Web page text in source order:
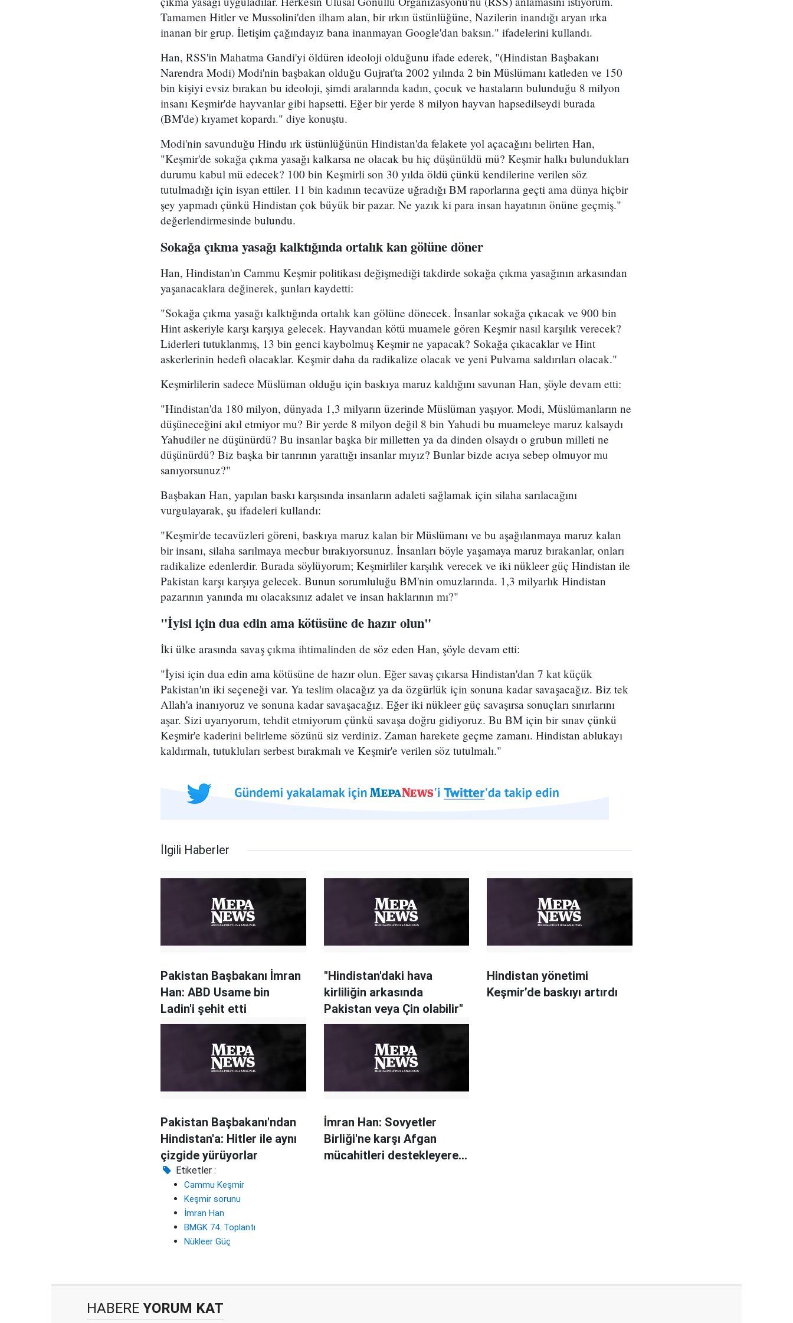
Tamamen Hitler ve Mussolini'den ilham alan, bir ırkın üstünlüğüne, Nazilerin inandığı aryan ırka
inanan bir grup. İletişim çağındayız bana inanmayan Google'dan baksın." ifadelerini kullandı.
Han, RSS'in Mahatma Gandi'yi öldüren ideoloji olduğunu ifade ederek, "(Hindistan Başbakanı
Narendra Modi) Modi'nin başbakan olduğu Gujrat'ta 2002 yılında 2 bin Müslümanı katleden ve 150
bin kişiyi evsiz bırakan bu ideoloji, şimdi aralarında kadın, çocuk ve hastaların bulunduğu 8 milyon
insanı Keşmir'de hayvanlar gibi hapsetti. Eğer bir yerde 8 milyon hayvan hapsedilseydi burada
(BM'de) kıyamet kopardı." diye konuştu.
Modi'nin savunduğu Hindu ırk üstünlüğünün Hindistan'da felakete yol açacağını belirten Han,
"Keşmir'de sokağa çıkma yasağı kalkarsa ne olacak bu hiç düşünüldü mü? Keşmir halkı bulundukları
durumu kabul mü edecek? 100 bin Keşmirli son 30 yılda öldü çünkü kendilerine verilen söz
tutulmadığı için isyan ettiler. 11 bin kadının tecavüze uğradığı BM raporlarına geçti ama dünya hiçbir
şey yapmadı çünkü Hindistan çok büyük bir pazar. Ne yazık ki para insan hayatının önüne geçmiş."
değerlendirmesinde bulundu.
Sokağa çıkma yasağı kalktığında ortalık kan gölüne döner
Han, Hindistan'ın Cammu Keşmir politikası değişmediği takdirde sokağa çıkma yasağının arkasından
yaşanacaklara değinerek, şunları kaydetti:
"Sokağa çıkma yasağı kalktığında ortalık kan gölüne dönecek. İnsanlar sokağa çıkacak ve 900 bin
Hint askeriyle karşı karşıya gelecek. Hayvandan kötü muamele gören Keşmir nasıl karşılık verecek?
Liderleri tutuklanmış, 13 bin genci kaybolmuş Keşmir ne yapacak? Sokağa çıkacaklar ve Hint
askerlerinin hedefi olacaklar. Keşmir daha da radikalize olacak ve yeni Pulvama saldırıları olacak."
Keşmirlilerin sadece Müslüman olduğu için baskıya maruz kaldığını savunan Han, şöyle devam etti:
"Hindistan'da 180 milyon, dünyada 1,3 milyarın üzerinde Müslüman yaşıyor. Modi, Müslümanların ne
düşüneceğini akıl etmiyor mu? Bir yerde 8 milyon değil 8 bin Yahudi bu muameleye maruz kalsaydı
Yahudiler ne düşünürdü? Bu insanlar başka bir milletten ya da dinden olsaydı o grubun milleti ne
düşünürdü? Biz başka bir tanrının yarattığı insanlar mıyız? Bunlar bizde acıya sebep olmuyor mu
sanıyorsunuz?"
Başbakan Han, yapılan baskı karşısında insanların adaleti sağlamak için silaha sarılacağını
vurgulayarak, şu ifadeleri kullandı:
"Keşmir'de tecavüzleri göreni, baskıya maruz kalan bir Müslümanı ve bu aşağılanmaya maruz kalan
bir insanı, silaha sarılmaya mecbur bırakıyorsunuz. İnsanları böyle yaşamaya maruz bırakanlar, onları
radikalize edenlerdir. Burada söylüyorum; Keşmirliler karşılık verecek ve iki nükleer güç Hindistan ile
Pakistan karşı karşıya gelecek. Bunun sorumluluğu BM'nin omuzlarında. 1,3 milyarlık Hindistan
pazarının yanında mı olacaksınız adalet ve insan haklarının mı?"
"İyisi için dua edin ama kötüsüne de hazır olun"
İki ülke arasında savaş çıkma ihtimalinden de söz eden Han, şöyle devam etti:
"İyisi için dua edin ama kötüsüne de hazır olun. Eğer savaş çıkarsa Hindistan'dan 7 kat küçük
Pakistan'ın iki seçeneği var. Ya teslim olacağız ya da özgürlük için sonuna kadar savaşacağız. Biz tek
Allah'a inanıyoruz ve sonuna kadar savaşacağız. Eğer iki nükleer güç savaşırsa sonuçları sınırlarını
aşar. Sizi uyarıyorum, tehdit etmiyorum çünkü savaşa doğru gidiyoruz. Bu BM için bir sınav çünkü
Keşmir'e kaderini belirleme sözünü siz verdiniz. Zaman harekete geçme zamanı. Hindistan ablukayı
kaldırmalı, tutukluları serbest bırakmalı ve Keşmir'e verilen söz tutulmalı."
İlgili Haberler
Pakistan Başbakanı İmran
Han: ABD Usame bin
Ladin'i şehit etti
"Hindistan'daki hava
kirliliğin arkasında
Pakistan veya Çin olabilir"
Hindistan yönetimi
Keşmir’de baskıyı artırdı
Pakistan Başbakanı'ndan
Hindistan'a: Hitler ile aynı
çizgide yürüyorlar
İmran Han: Sovyetler
Birliği'ne karşı Afgan
mücahitleri destekleyerek
Etiketler :
Cammu Keşmir
Keşmir sorunu
İmran Han
BMGK 74. Toplantı
Nükleer Güç
HABERE YORUM KAT